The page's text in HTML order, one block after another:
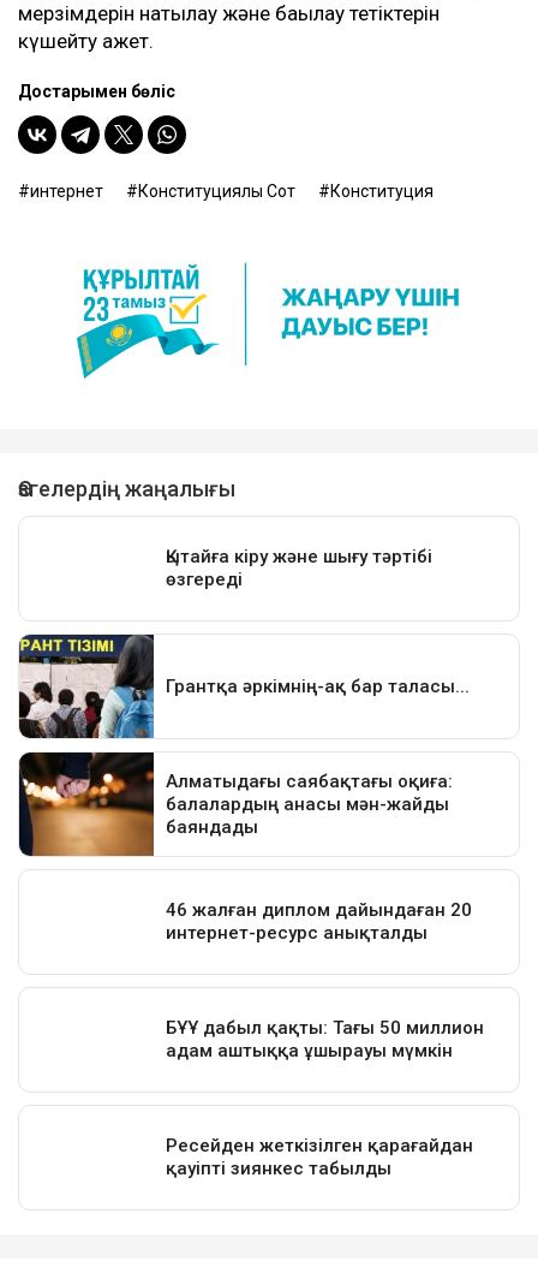
мерзімдерін нақтылау және бақылау тетіктерін
күшейту қажет.
Достарыңмен бөліс
интернет Конституциялық Сот Конституция